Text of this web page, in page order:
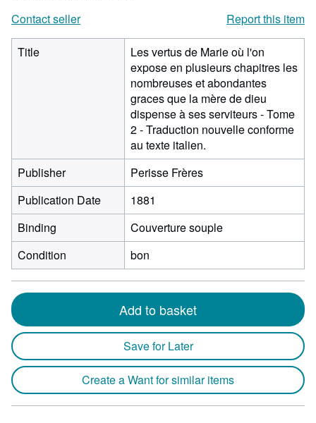
Contact seller
Report this item
Title
Les vertus de Marie où l'on
expose en plusieurs chapitres les
nombreuses et abondantes
graces que la mère de dieu
dispense à ses serviteurs - Tome
2 - Traduction nouvelle conforme
au texte italien.
Publisher
Perisse Frères
Publication Date
1881
Binding
Couverture souple
Condition
bon
Add to basket
Save for Later
Create a Want for similar items